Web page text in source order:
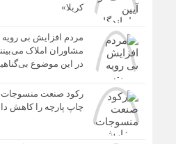
کربلا»
مردم افزایش بی رویه
مشاوران املاک
در این موضوع
رکود صنعت
چاپ پارچه را کاهش